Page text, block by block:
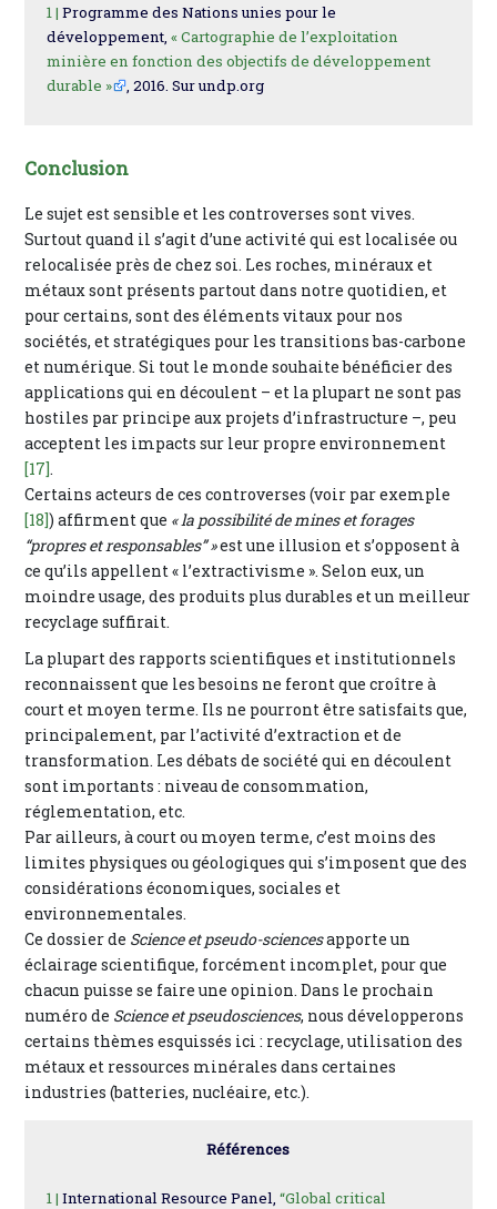
1 | Programme des Nations unies pour le
développement,« Cartographie de l’exploitation
minière en fonction des objectifs de développement
durable »
, 2016. Sur undp.org
Conclusion
Le sujet est sensible et les controverses sont vives.
Surtout quand il s’agit d’une activité qui est localisée ou
relocalisée près de chez soi. Les roches, minéraux et
métaux sont présents partout dans notre quotidien, et
pour certains, sont des éléments vitaux pour nos
sociétés, et stratégiques pour les transitions bas-carbone
et numérique. Si tout le monde souhaite bénéficier des
applications qui en découlent – et la plupart ne sont pas
hostiles par principe aux projets d’infrastructure –, peu
acceptent les impacts sur leur propre environnement
[17].
Certains acteurs de ces controverses (voir par exemple
[18]) affirment que « la possibilité de mines et forages
“propres et responsables” »est une illusion et s’opposent à
ce qu’ils appellent « l’extractivisme ». Selon eux, un
moindre usage, des produits plus durables et un meilleur
recyclage suffirait.
La plupart des rapports scientifiques et institutionnels
reconnaissent que les besoins ne feront que croître à
court et moyen terme. Ils ne pourront être satisfaits que,
principalement, par l’activité d’extraction et de
transformation. Les débats de société qui en découlent
sont importants : niveau de consommation,
réglementation, etc.
Par ailleurs, à court ou moyen terme, c’est moins des
limites physiques ou géologiques qui s’imposent que des
considérations économiques, sociales et
environnementales.
Ce dossier de Science et pseudo-sciencesapporte un
éclairage scientifique, forcément incomplet, pour que
chacun puisse se faire une opinion. Dans le prochain
numéro de Science et pseudosciences, nous développerons
certains thèmes esquissés ici : recyclage, utilisation des
métaux et ressources minérales dans certaines
industries (batteries, nucléaire, etc.).
Références
1 | International Resource Panel,“Global critical